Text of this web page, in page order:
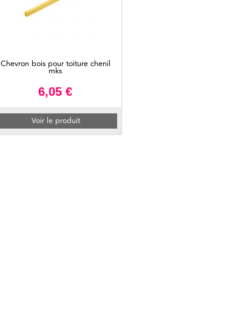
Chevron bois pour toiture chenil
mks
6,05 €
Voir le produit